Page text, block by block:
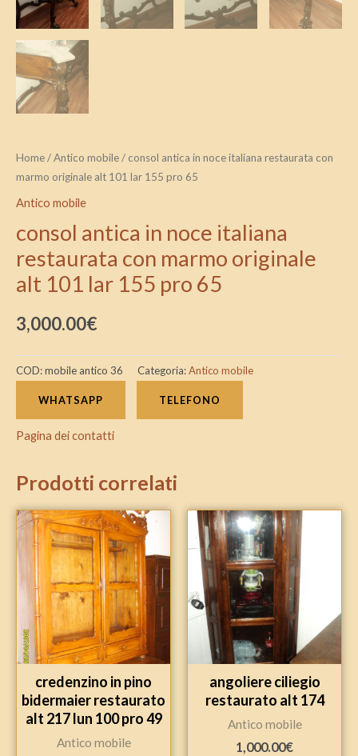
Home/Antico mobile/ consol antica in noce italiana restaurata con
marmo originale alt 101 lar 155 pro 65
Antico mobile
consol antica in noce italiana
restaurata con marmo originale
alt 101 lar 155 pro 65
3,000.00€
65
quantità
COD:mobile antico 36 Categoria:Antico mobile
WHATSAPP TELEFONO
Pagina dei contatti
Prodotti correlati
credenzino in pino
bidermaier restaurato
alt 217 lun 100 pro 49
Antico mobile
angoliere ciliegio
restaurato alt 174
Antico mobile
1,000.00€